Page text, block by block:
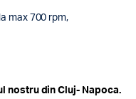
max 700 rpm,
nostru din Cluj- Napoca.